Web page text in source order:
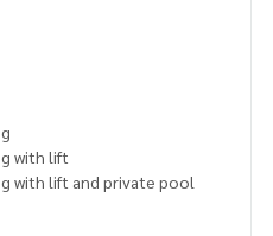
with lift
with lift and private pool